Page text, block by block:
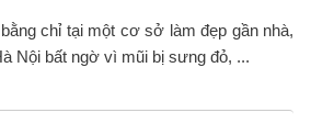
chỉ tại một cơ sở làm đẹp gần nhà,
Nội bất ngờ vì mũi bị sưng đỏ, ...